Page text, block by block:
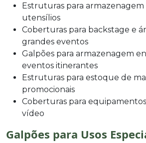
Estruturas para armazenagem
utensílios
Coberturas para backstage e
grandes eventos
Galpões para armazenagem
eventos itinerantes
Estruturas para estoque de
promocionais
Coberturas para
vídeo
Galpões para Usos